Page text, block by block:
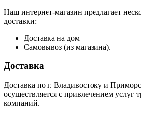
Наш интернет-магазин предлагает
доставки:
Доставка на дом
Самовывоз (из магазина).
Доставка
Доставка по г. Владивостоку и
осуществляется с привлечением услуг
компаний.